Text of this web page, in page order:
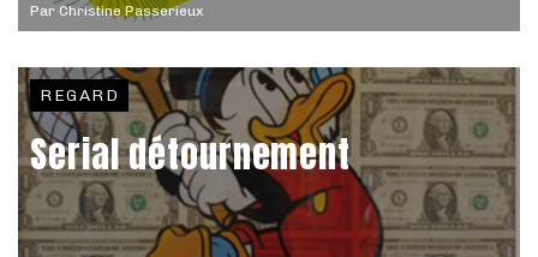
Par Christine Passerieux
REGARD
Serial détournement